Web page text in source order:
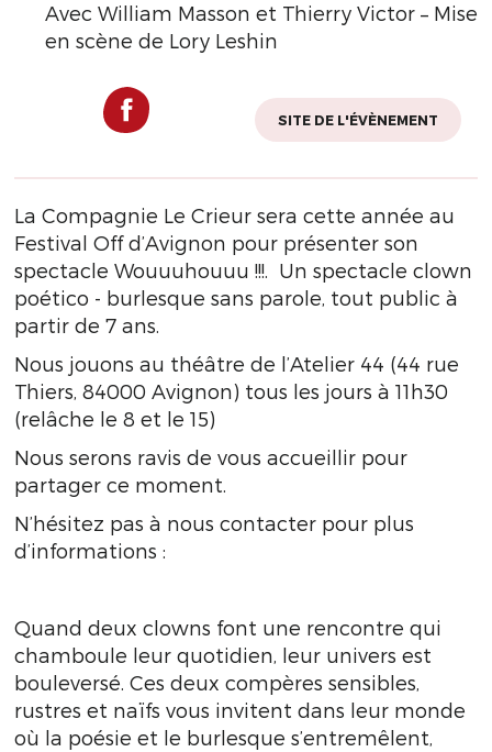
Avec William Masson et Thierry Victor – Mise
en scène de Lory Leshin
SITE DE L'ÉVÈNEMENT
La Compagnie Le Crieur sera cette année au
Festival Off d’Avignon pour présenter son
spectacle Wouuuhouuu !!!. Un spectacle clown
poético - burlesque sans parole, tout public à
partir de 7 ans.
Nous jouons au théâtre de l’Atelier 44 (44 rue
Thiers, 84000 Avignon) tous les jours à 11h30
(relâche le 8 et le 15)
Nous serons ravis de vous accueillir pour
partager ce moment.
N’hésitez pas à nous contacter pour plus
d’informations :
Quand deux clowns font une rencontre qui
chamboule leur quotidien, leur univers est
bouleversé. Ces deux compères sensibles,
rustres et naïfs vous invitent dans leur monde
où la poésie et le burlesque s’entremêlent,